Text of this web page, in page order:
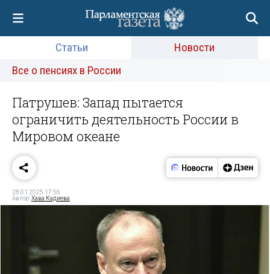
Статьи
Новости
Все о пенсиях в России
Патрушев: Запад пытается
ограничить деятельность России в
Мировом океане
28.01.2025 17:56
Автор:Хава Кадиева